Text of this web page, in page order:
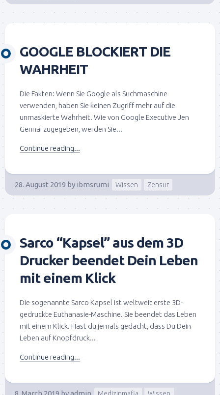
GOOGLE BLOCKIERT DIE
WAHRHEIT
Die Fakten: Wenn Sie Google als Suchmaschine
verwenden, haben Sie keinen Zugriff mehr auf die
unmaskierte Wahrheit. Wie von Google Executive Jen
Gennai zugegeben, werden Sie...
Continue reading...
28. August 2019 by ibmsrumi Wissen Zensur
Sarco “Kapsel” aus dem 3D
Drucker beendet Dein Leben
mit einem Klick
Die sogenannte Sarco Kapsel ist weltweit erste 3D-
gedruckte Euthanasie-Maschine. Sie beendet das Leben
mit einem Klick. Hast du jemals gedacht, dass Du Dein
Leben auf Knopfdruck...
Continue reading...
8. March 2019 byadmin Medizinmafia Wissen